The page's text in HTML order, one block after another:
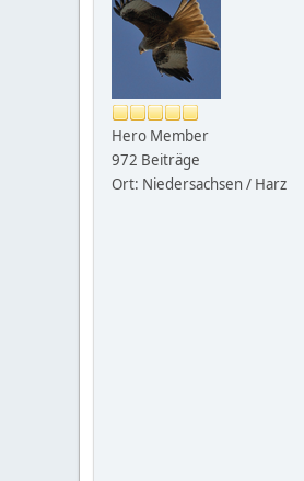
Hero Member
972 Beiträge
Ort: Niedersachsen / Harz